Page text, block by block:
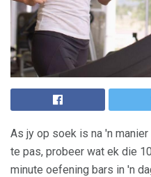
As jy op soek is na 'n
te pas, probeer wat ek die
minute oefening bars in 'n